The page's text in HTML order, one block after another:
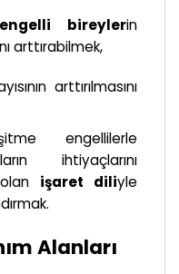
bireylerin
arttırabilmek,
arttırılmasını
engellilerle
ihtiyaçlarını
işaret diliyle
Alanları